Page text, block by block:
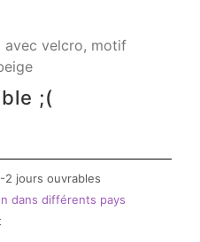
avec velcro, motif
;(
2 jours ouvrables
dans différents pays